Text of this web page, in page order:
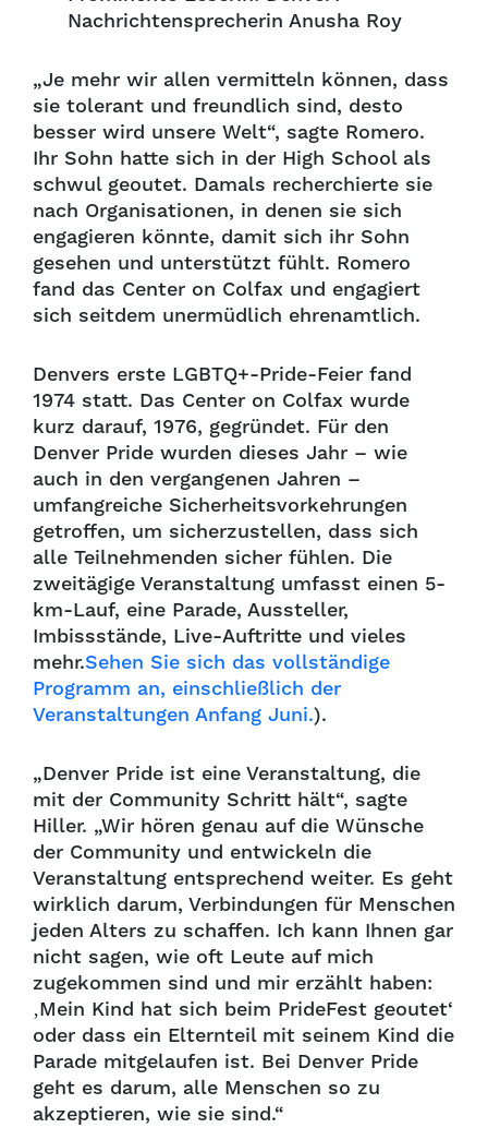
Nachrichtensprecherin Anusha Roy
„Je mehr wir allen vermitteln können, dass
sie tolerant und freundlich sind, desto
besser wird unsere Welt“, sagte Romero.
Ihr Sohn hatte sich in der High School als
schwul geoutet. Damals recherchierte sie
nach Organisationen, in denen sie sich
engagieren könnte, damit sich ihr Sohn
gesehen und unterstützt fühlt. Romero
fand das Center on Colfax und engagiert
sich seitdem unermüdlich ehrenamtlich.
Denvers erste LGBTQ+-Pride-Feier fand
1974 statt. Das Center on Colfax wurde
kurz darauf, 1976, gegründet. Für den
Denver Pride wurden dieses Jahr – wie
auch in den vergangenen Jahren –
umfangreiche Sicherheitsvorkehrungen
getroffen, um sicherzustellen, dass sich
alle Teilnehmenden sicher fühlen. Die
zweitägige Veranstaltung umfasst einen 5-
km-Lauf, eine Parade, Aussteller,
Imbissstände, Live-Auftritte und vieles
mehr.Sehen Sie sich das vollständige
Programm an, einschließlich der
Veranstaltungen Anfang Juni.).
„Denver Pride ist eine Veranstaltung, die
mit der Community Schritt hält“, sagte
Hiller. „Wir hören genau auf die Wünsche
der Community und entwickeln die
Veranstaltung entsprechend weiter. Es geht
wirklich darum, Verbindungen für Menschen
jeden Alters zu schaffen. Ich kann Ihnen gar
nicht sagen, wie oft Leute auf mich
zugekommen sind und mir erzählt haben:
‚Mein Kind hat sich beim PrideFest geoutet‘
oder dass ein Elternteil mit seinem Kind die
Parade mitgelaufen ist. Bei Denver Pride
geht es darum, alle Menschen so zu
akzeptieren, wie sie sind.“